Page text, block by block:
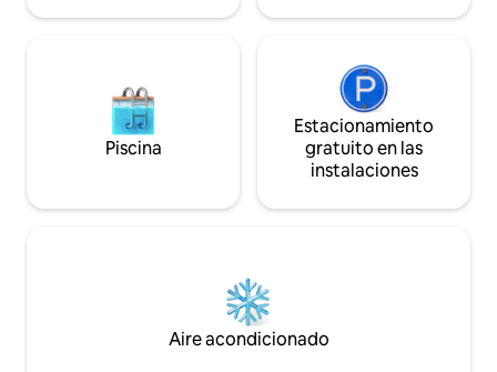
Piscina
Estacionamiento
gratuito en las
instalaciones
Aire acondicionado